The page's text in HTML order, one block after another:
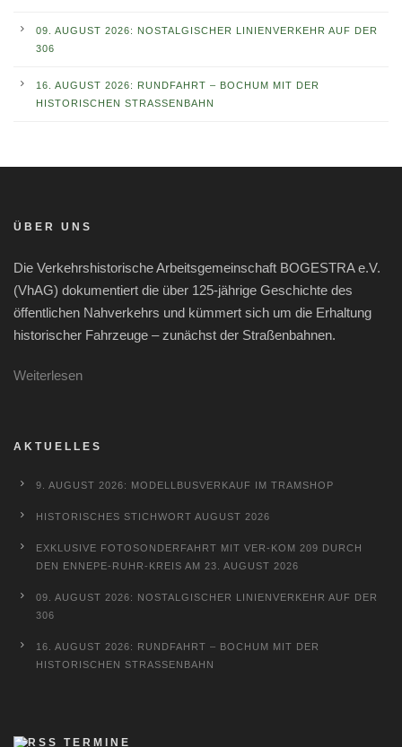
09. AUGUST 2026: NOSTALGISCHER LINIENVERKEHR AUF DER
306
16. AUGUST 2026: RUNDFAHRT – BOCHUM MIT DER
HISTORISCHEN STRASSENBAHN
ÜBER UNS
Die Verkehrshistorische Arbeitsgemeinschaft BOGESTRA e.V.
(VhAG) dokumentiert die über 125-jährige Geschichte des
öffentlichen Nahverkehrs und kümmert sich um die Erhaltung
historischer Fahrzeuge – zunächst der Straßenbahnen.
Weiterlesen
AKTUELLES
9. AUGUST 2026: MODELLBUSVERKAUF IM TRAMSHOP
HISTORISCHES STICHWORT AUGUST 2026
EXKLUSIVE FOTOSONDERFAHRT MIT VER-KOM 209 DURCH
DEN ENNEPE-RUHR-KREIS AM 23. AUGUST 2026
09. AUGUST 2026: NOSTALGISCHER LINIENVERKEHR AUF DER
306
16. AUGUST 2026: RUNDFAHRT – BOCHUM MIT DER
HISTORISCHEN STRASSENBAHN
TERMINE